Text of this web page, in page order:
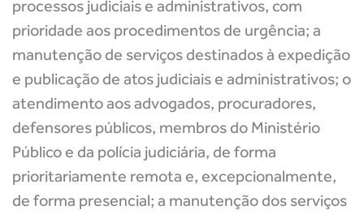
processos judiciais e administrativos, com
prioridade aos procedimentos de urgência; a
manutenção de serviços destinados à expedição
e publicação de atos judiciais e administrativos; o
atendimento aos advogados, procuradores,
defensores públicos, membros do Ministério
Público e da polícia judiciária, de forma
prioritariamente remota e, excepcionalmente,
de forma presencial; a manutenção dos serviços